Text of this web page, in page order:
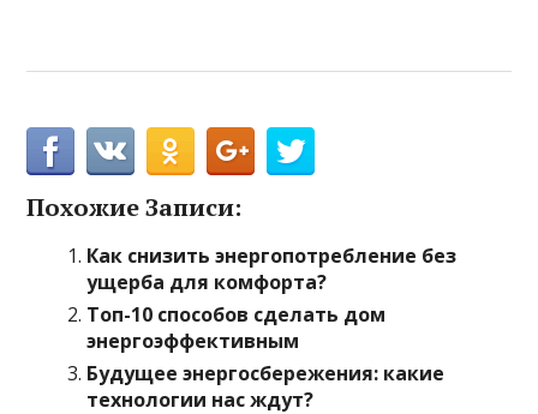
Похожие Записи:
Как снизить энергопотребление без
ущерба для комфорта?
Топ-10 способов сделать дом
энергоэффективным
Будущее энергосбережения: какие
технологии нас ждут?